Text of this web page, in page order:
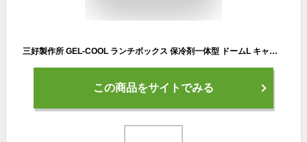
三好製作所 GEL-COOL ランチボックス 保冷剤一体型 ドームL キャビアブラック 0101-0174
この商品をサイトでみる